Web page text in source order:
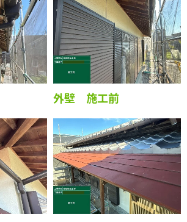
外壁 施工前